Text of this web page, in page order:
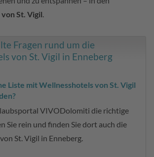
St. Vigil
Fragen rund um die
von St. Vigil in Enneberg
Liste mit Wellnesshotels von St. Vigil
VIVODolomiti die richtige
Sie rein und finden Sie dort auch die
St. Vigil in Enneberg.